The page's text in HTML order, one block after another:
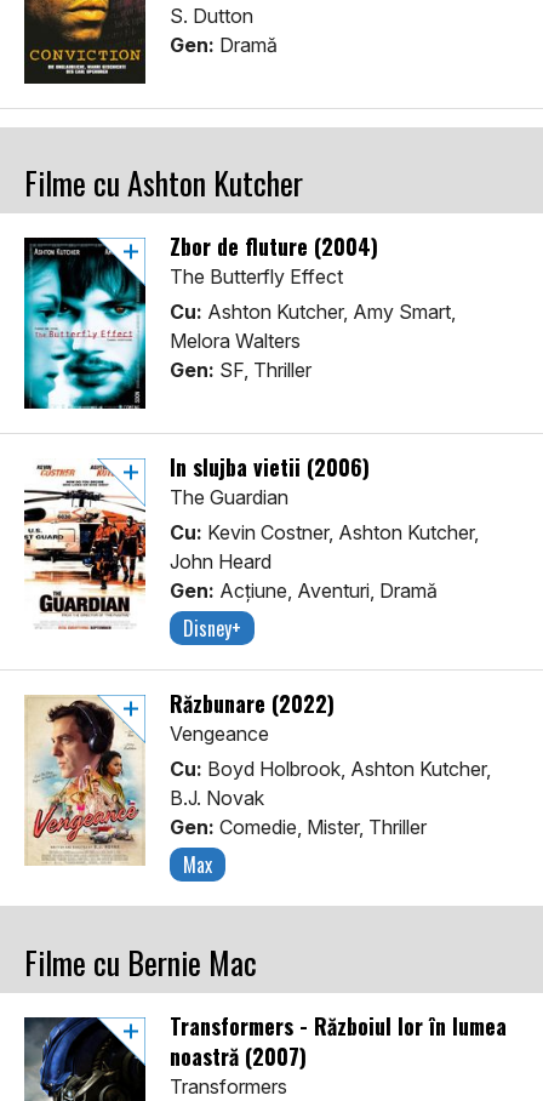
S. Dutton
Gen: Dramă
Filme cu Ashton Kutcher
Zbor de fluture (2004)
The Butterfly Effect
Cu: Ashton Kutcher, Amy Smart,
Melora Walters
Gen: SF, Thriller
In slujba vietii (2006)
The Guardian
Cu: Kevin Costner, Ashton Kutcher,
John Heard
Gen: Acţiune, Aventuri, Dramă
Disney+
Răzbunare (2022)
Vengeance
Cu: Boyd Holbrook, Ashton Kutcher,
B.J. Novak
Gen: Comedie, Mister, Thriller
Max
Filme cu Bernie Mac
Transformers - Războiul lor în lumea
noastră (2007)
Transformers